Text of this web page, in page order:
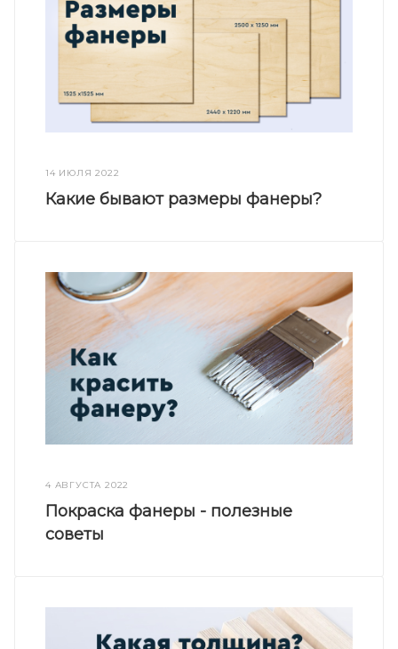
14 ИЮЛЯ 2022
Какие бывают размеры фанеры?
4 АВГУСТА 2022
Покраска фанеры - полезные
советы